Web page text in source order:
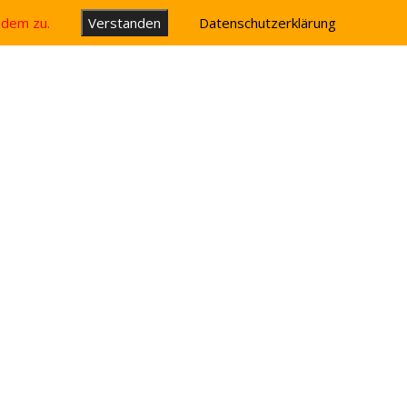
zu. Verstanden Datenschutzerklärung